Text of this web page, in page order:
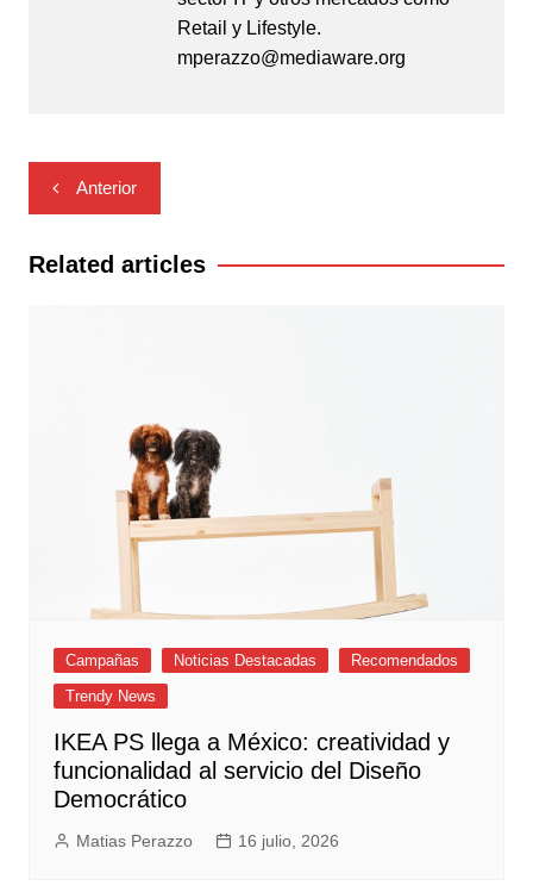
Retail y Lifestyle.
mperazzo@mediaware.org
Navegación
de
entradas
Anterior
Related articles
Campañas Noticias Destacadas
Recomendados
Trendy News
IKEA PS llega a México: creatividad y
funcionalidad al servicio del Diseño
Democrático
Matias Perazzo 16 julio, 2026